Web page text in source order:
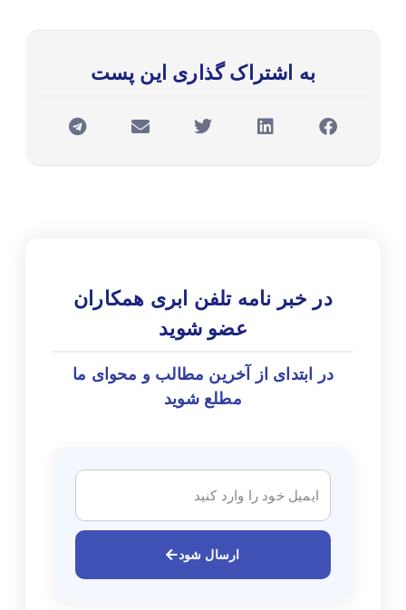
به اشتراک گذاری این پست
در خبر نامه تلفن ابری همکاران
عضو شوید
در ابتدای از آخرین مطالب و محوای ما
مطلع شوید
ارسال شود